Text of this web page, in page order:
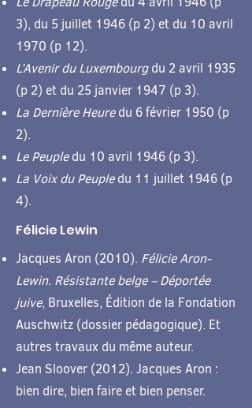
3), du 5 juillet 1946 (p 2) et du 10 avril
1970 (p 12).
L’Avenir du Luxembourgdu 2 avril 1935
(p 2) et du 25 janvier 1947 (p 3).
La Dernière Heuredu 6 février 1950 (p
2).
Le Peupledu 10 avril 1946 (p 3).
La Voix du Peupledu 11 juillet 1946 (p
4).
Félicie Lewin
Jacques Aron (2010). Félicie Aron-
Lewin. Résistante belge – Déportée
juive, Bruxelles, Édition de la Fondation
Auschwitz (dossier pédagogique). Et
autres travaux du même auteur.
Jean Sloover (2012). Jacques Aron :
bien dire, bien faire et bien penser.